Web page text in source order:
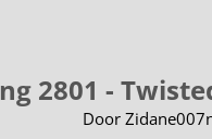
2801 -
Door